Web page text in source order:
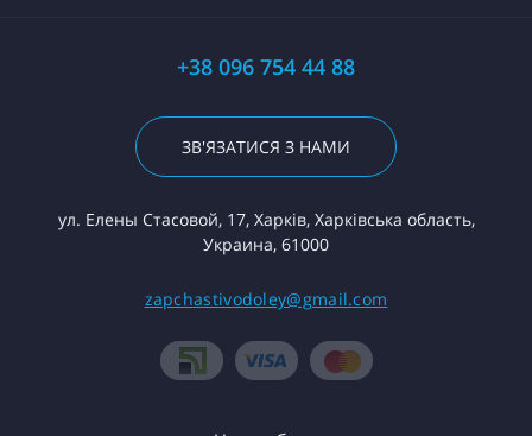
+38 096 754 44 88
ЗВ'ЯЗАТИСЯ З НАМИ
ул. Елены Стасовой, 17, Харків, Харківська область,
Украина, 61000
zapchastivodoley@gmail.com